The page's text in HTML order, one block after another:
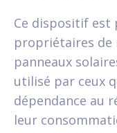
Ce dispositif est
propriétaires de
panneaux
utilisé par ceux
dépendance au
leur